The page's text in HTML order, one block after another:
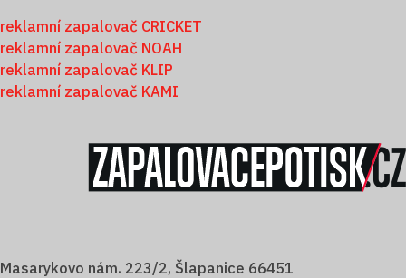
reklamní zapalovač CRICKET
reklamní zapalovač NOAH
reklamní zapalovač KLIP
reklamní zapalovač KAMI
Masarykovo nám. 223/2, Šlapanice 66451